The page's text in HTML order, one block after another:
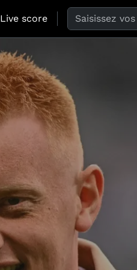
Live score Search the